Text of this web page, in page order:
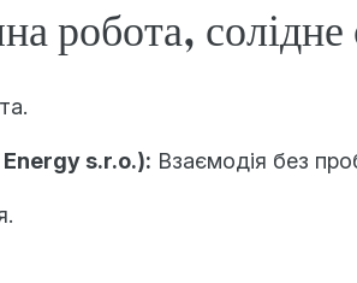
робота, солідне
Energy s.r.o.): Взаємодія без